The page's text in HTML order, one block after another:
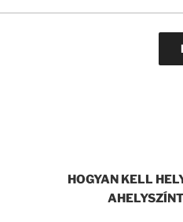
HOGYAN KELL